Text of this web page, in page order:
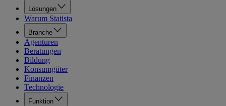
Lösungen
Warum Statista
Branche
Agenturen
Beratungen
Bildung
Konsumgüter
Finanzen
Technologie
Funktion